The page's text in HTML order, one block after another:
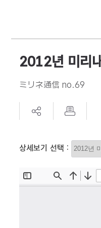
2012년 미리
ミリネ通信 no.69
상세보기 선택 :